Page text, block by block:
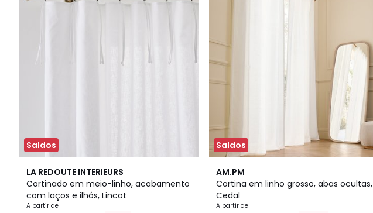
Saldos
LA REDOUTE INTERIEURS
Cortinado em meio-linho, acabamento
com laços e ilhós, Lincot
A partir de
4,8
/ 5
2
Cores
Saldos
AM.PM
Cortina em linho grosso, abas ocultas,
Cedal
A partir de
3
/
5
4
Cores